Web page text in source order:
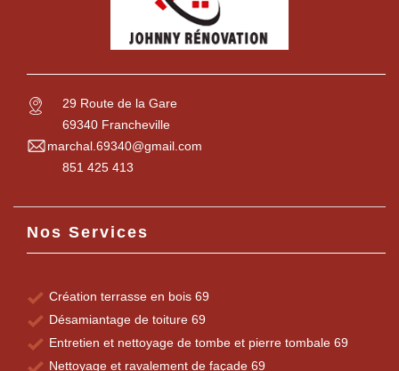
29 Route de la Gare
69340 Francheville
marchal.69340@gmail.com
851 425 413
Nos Services
Création terrasse en bois 69
Désamiantage de toiture 69
Entretien et nettoyage de tombe et pierre tombale 69
Nettoyage et ravalement de façade 69